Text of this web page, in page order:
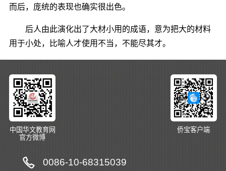
而后，庞统的表现也确实很出色。
后人由此演化出了大材小用的成语，意为把大的材料
用于小处，比喻人才使用不当，不能尽其才。
中国华文教育网
官方微博
侨宝客户端
0086-10-68315039